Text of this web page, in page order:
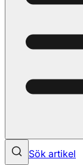
Sök artikel